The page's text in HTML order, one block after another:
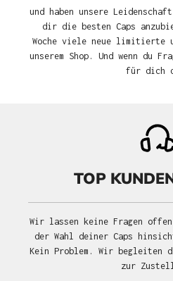
und haben unsere
dir die besten Caps
Woche viele neue limitierte
unserem Shop. Und wenn du
für dich
TOP
Wir lassen keine Fragen
der Wahl deiner Caps
Kein Problem. Wir begleiten
zur